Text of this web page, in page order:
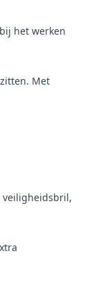
het werken
Met
veiligheidsbril,